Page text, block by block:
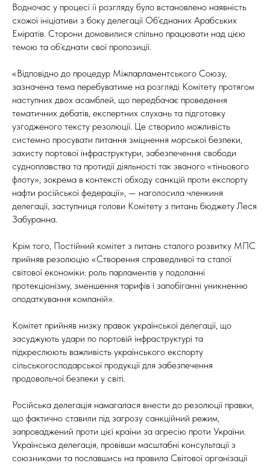
Водночас у процесі її розгляду було встановлено наявність
схожої ініціативи з боку делегації Об’єднаних Арабських
Еміратів. Сторони домовилися спільно працювати над цією
темою та обʼєднати свої пропозиції.
«Відповідно до процедур Міжпарламентського Союзу,
зазначена тема перебуватиме на розгляді Комітету протягом
наступних двох асамблей, що передбачає проведення
тематичних дебатів, експертних слухань та підготовку
узгодженого тексту резолюції. Це створило можливість
системно просувати питання зміцнення морської безпеки,
захисту портової інфраструктури, забезпечення свободи
судноплавства та протидії діяльності так званого «тіньового
флоту», зокрема в контексті обходу санкцій проти експорту
нафти російської федерації», — наголосила членкиня
делегації, заступниця голови Комітету з питань бюджету Леся
Забуранна.
Крім того, Постійний комітет з питань сталого розвитку МПС
прийняв резолюцію «Створення справедливої та сталої
світової економіки: роль парламентів у подоланні
протекціонізму, зменшення тарифів і запобіганні уникненню
оподаткування компаній».
Комітет прийняв низку правок української делегації, що
засуджують удари по портовій інфраструктурі та
підкреслюють важливість українського експорту
сільськогосподарської продукції для забезпечення
продовольчої безпеки у світі.
Російська делегація намагалася внести до резолюції правки,
що фактично ставили під загрозу санкційний режим,
запроваджений проти цієї країни за агресію проти України.
Українська делегація, провівши масштабні консультації з
союзниками та пославшись на правила Світової організації